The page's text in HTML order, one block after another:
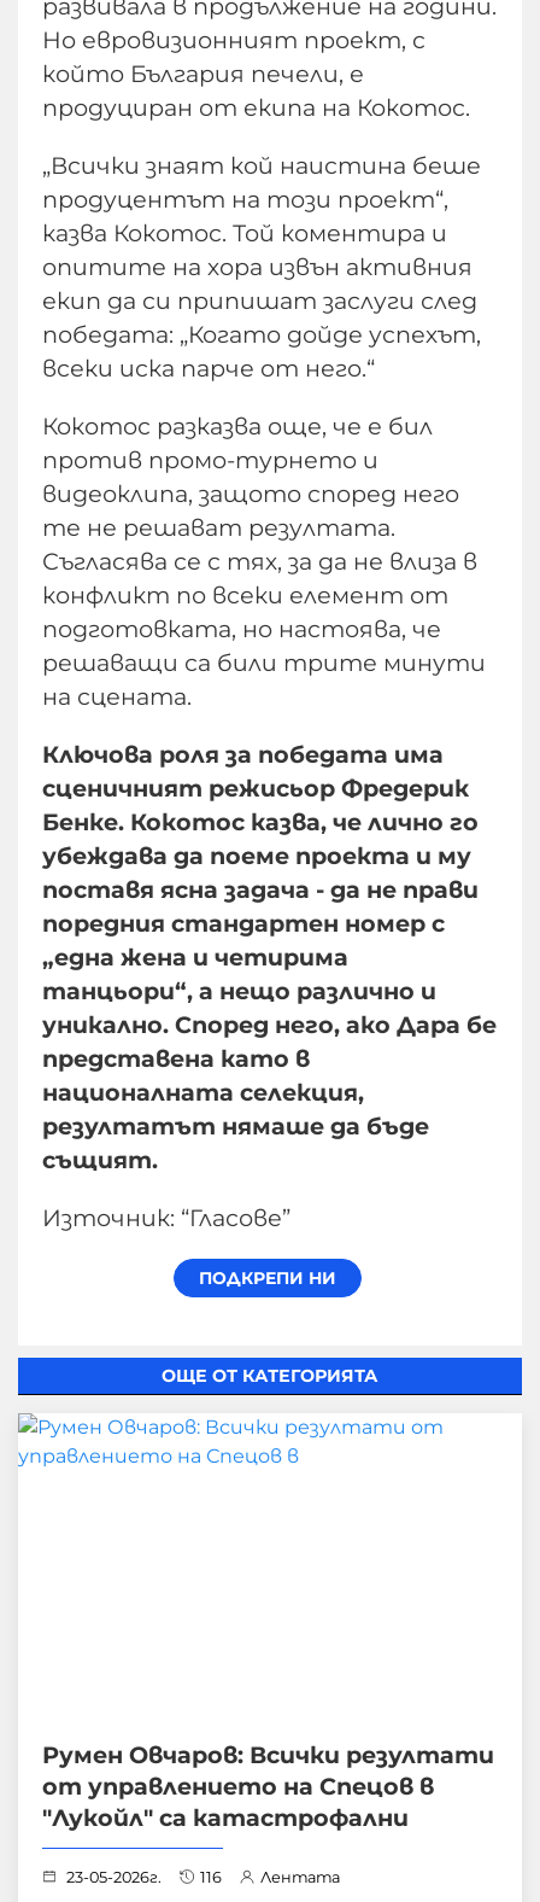
развивала в продължение на години.
Но евровизионният проект, с
който България печели, е
продуциран от екипа на Кокотос.
„Всички знаят кой наистина беше
продуцентът на този проект“,
казва Кокотос. Той коментира и
опитите на хора извън активния
екип да си припишат заслуги след
победата: „Когато дойде успехът,
всеки иска парче от него.“
Кокотос разказва още, че е бил
против промо-турнето и
видеоклипа, защото според него
те не решават резултата.
Съгласява се с тях, за да не влиза в
конфликт по всеки елемент от
подготовката, но настоява, че
решаващи са били трите минути
на сцената.
Ключова роля за победата има
сценичният режисьор Фредерик
Бенке. Кокотос казва, че лично го
убеждава да поеме проекта и му
поставя ясна задача - да не прави
поредния стандартен номер с
„една жена и четирима
танцьори“, а нещо различно и
уникално. Според него, ако Дара бе
представена като в
националната селекция,
резултатът нямаше да бъде
същият.
Източник: “Гласове”
ОЩЕ ОТ КАТЕГОРИЯТА
Румен Овчаров: Всички резултати
от управлението на Спецов в
"Лукойл" са катастрофални
23-05-2026г. 116 Лентата